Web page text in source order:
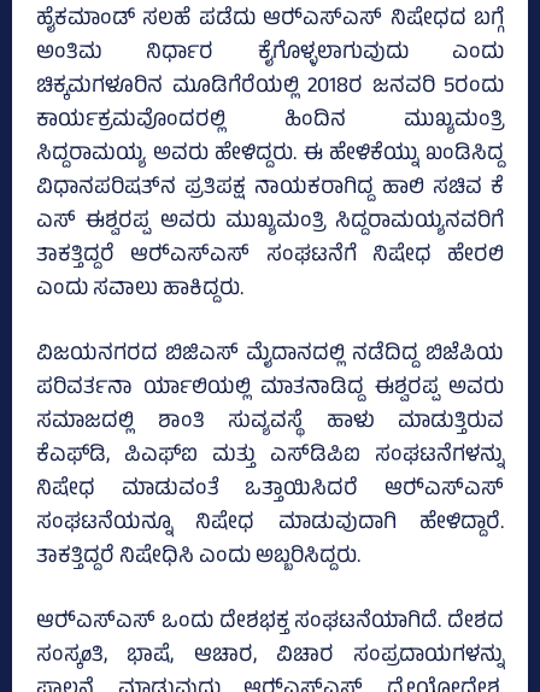
ಹೈಕಮಾಂಡ್ ಸಲಹೆ ಪಡೆದು ಆರ್‍ಎಸ್‍ಎಸ್ ನಿಷೇಧದ ಬಗ್ಗೆ
ಅಂತಿಮ ನಿರ್ಧಾರ ಕೈಗೊಳ್ಳಲಾಗುವುದು ಎಂದು
ಚಿಕ್ಕಮಗಳೂರಿನ ಮೂಡಿಗೆರೆಯಲ್ಲಿ 2018ರ ಜನವರಿ 5ರಂದು
ಕಾರ್ಯಕ್ರಮವೊಂದರಲ್ಲಿ ಹಿಂದಿನ ಮುಖ್ಯಮಂತ್ರಿ
ಸಿದ್ದರಾಮಯ್ಯ ಅವರು ಹೇಳಿದ್ದರು. ಈ ಹೇಳಿಕೆಯ್ನು ಖಂಡಿಸಿದ್ದ
ವಿಧಾನಪರಿಷತ್‌ನ ಪ್ರತಿಪಕ್ಷ ನಾಯಕರಾಗಿದ್ದ ಹಾಲಿ ಸಚಿವ ಕೆ
ಎಸ್‌ ಈಶ್ವರಪ್ಪ ಅವರು ಮುಖ್ಯಮಂತ್ರಿ ಸಿದ್ದರಾಮಯ್ಯನವರಿಗೆ
ತಾಕತ್ತಿದ್ದರೆ ಆರ್‍ಎಸ್‍ಎಸ್ ಸಂಘಟನೆಗೆ ನಿಷೇಧ ಹೇರಲಿ
ಎಂದು ಸವಾಲು ಹಾಕಿದ್ದರು.
ವಿಜಯನಗರದ ಬಿಜಿಎಸ್ ಮೈದಾನದಲ್ಲಿ ನಡೆದಿದ್ದ ಬಿಜೆಪಿಯ
ಪರಿವರ್ತನಾ ರ್ಯಾಲಿಯಲ್ಲಿ ಮಾತನಾಡಿದ್ದ ಈಶ್ವರಪ್ಪ ಅವರು
ಸಮಾಜದಲ್ಲಿ ಶಾಂತಿ ಸುವ್ಯವಸ್ಥೆ ಹಾಳು ಮಾಡುತ್ತಿರುವ
ಕೆಎಫ್‍ಡಿ, ಪಿಎಫ್‍ಐ ಮತ್ತು ಎಸ್‍ಡಿಪಿಐ ಸಂಘಟನೆಗಳನ್ನು
ನಿಷೇಧ ಮಾಡುವಂತೆ ಒತ್ತಾಯಿಸಿದರೆ ಆರ್‍ಎಸ್‍ಎಸ್
ಸಂಘಟನೆಯನ್ನೂ ನಿಷೇಧ ಮಾಡುವುದಾಗಿ ಹೇಳಿದ್ದಾರೆ.
ತಾಕತ್ತಿದ್ದರೆ ನಿಷೇಧಿಸಿ ಎಂದು ಅಬ್ಬರಿಸಿದ್ದರು.
ಆರ್‍ಎಸ್‍ಎಸ್ ಒಂದು ದೇಶಭಕ್ತ ಸಂಘಟನೆಯಾಗಿದೆ. ದೇಶದ
ಸಂಸ್ಕøತಿ, ಭಾಷೆ, ಆಚಾರ, ವಿಚಾರ ಸಂಪ್ರದಾಯಗಳನ್ನು